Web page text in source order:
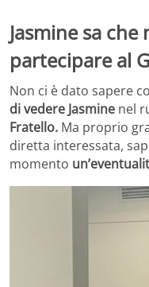
Jasmine sa
partecipare al
Non ci è dato sapere
di vedere Jasmine nel
Fratello. Ma proprio
diretta interessata,
momento